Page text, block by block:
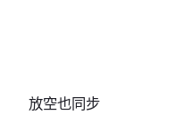
放空也同步